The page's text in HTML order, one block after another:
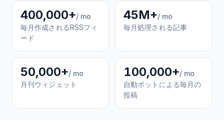
400,000+/ mo
毎月作成されるRSSフィ
ード
45M+/ mo
毎月処理される記事
50,000+/ mo
月刊ウィジェット
100,000+/ mo
自動ボットによる毎月の
投稿